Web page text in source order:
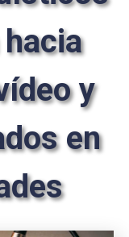
y
en